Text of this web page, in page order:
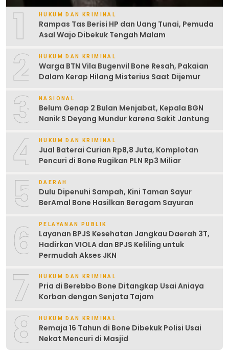
1 HUKUM DAN KRIMINAL
Rampas Tas Berisi HP dan Uang Tunai, Pemuda
Asal Wajo Dibekuk Tengah Malam
2 HUKUM DAN KRIMINAL
Warga BTN Vila Bugenvil Bone Resah, Pakaian
Dalam Kerap Hilang Misterius Saat Dijemur
3 NASIONAL
Belum Genap 2 Bulan Menjabat, Kepala BGN
Nanik S Deyang Mundur karena Sakit Jantung
4 HUKUM DAN KRIMINAL
Jual Baterai Curian Rp8,8 Juta, Komplotan
Pencuri di Bone Rugikan PLN Rp3 Miliar
5 DAERAH
Dulu Dipenuhi Sampah, Kini Taman Sayur
BerAmal Bone Hasilkan Beragam Sayuran
6 PELAYANAN PUBLIK
Layanan BPJS Kesehatan Jangkau Daerah 3T,
Hadirkan VIOLA dan BPJS Keliling untuk
Permudah Akses JKN
7 HUKUM DAN KRIMINAL
Pria di Berebbo Bone Ditangkap Usai Aniaya
Korban dengan Senjata Tajam
8 HUKUM DAN KRIMINAL
Remaja 16 Tahun di Bone Dibekuk Polisi Usai
Nekat Mencuri di Masjid